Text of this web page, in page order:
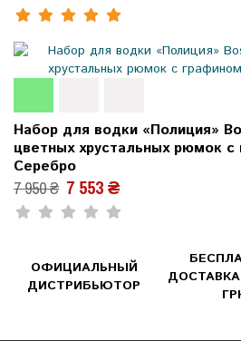
Набор для водки «Полиция»
цветных хрустальных рюмок
Серебро
7 950 ₴ 7 553 ₴
ОФИЦИАЛЬНЫЙ
ДИСТРИБЬЮТОР